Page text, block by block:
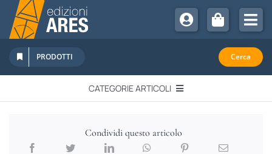
Salta
contenuto
Chi Siamo
Sostienici
Abbonamenti
Newsletter
PRODOTTI Cerca
CATEGORIE ARTICOLI
Condividi questo articolo